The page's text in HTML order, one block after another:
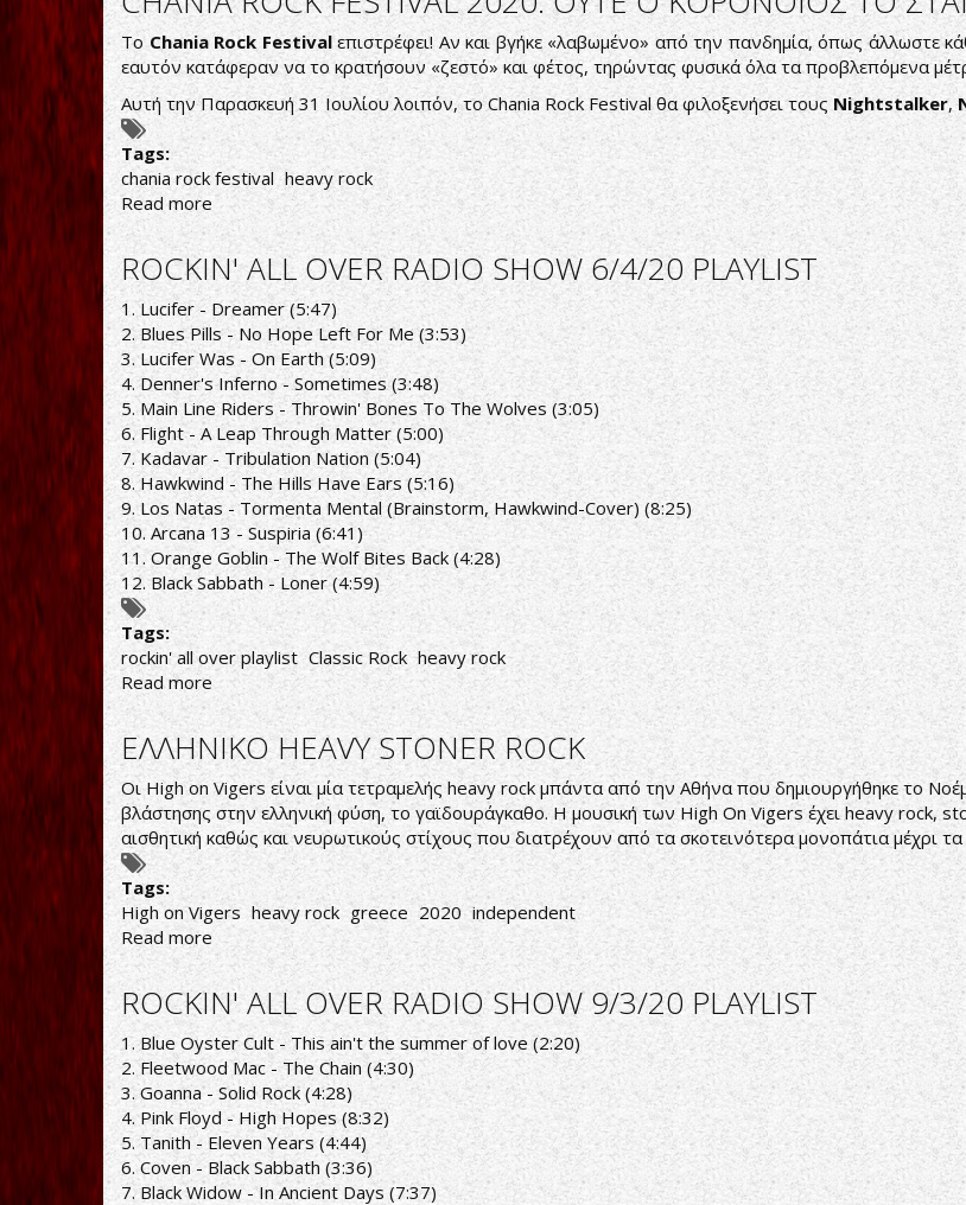
OVER
RADIO
SHOW
7/9/20
PLAYLIST
Το Chania Rock Festivalεπιστρέφει! Αν και βγήκε «λαβωμένο» από την πανδημία, όπως άλλωστε
εαυτόν κατάφεραν να το κρατήσουν «ζεστό» και φέτος, τηρώντας φυσικά όλα τα προβλεπόμενα
Αυτή την Παρασκευή 31 Ιουλίου λοιπόν, το Chania Rock Festival θα φιλοξενήσει τους Nightstalker,
Tags:
chania rock festival heavy rock
Read more about
CHANIA
ROCK
FESTIVAL
2020:
ΟΥΤΕ
Ο
ΚΟΡΟΝΟΪΟΣ
ΤΟ
ΣΤΑΜΑΤΑ
ROCKIN' ALL OVER RADIO SHOW 6/4/20 PLAYLIST
1. Lucifer - Dreamer (5:47)
2. Blues Pills - No Hope Left For Me (3:53)
3. Lucifer Was - On Earth (5:09)
4. Denner's Inferno - Sometimes (3:48)
5. Main Line Riders - Throwin' Bones To The Wolves (3:05)
6. Flight - A Leap Through Matter (5:00)
7. Kadavar - Tribulation Nation (5:04)
8. Hawkwind - The Hills Have Ears (5:16)
9. Los Natas - Tormenta Mental (Brainstorm, Hawkwind-Cover) (8:25)
10. Arcana 13 - Suspiria (6:41)
11. Orange Goblin - The Wolf Bites Back (4:28)
12. Black Sabbath - Loner (4:59)
Tags:
rockin' all over playlist Classic Rock heavy rock
Read more about
ROCKIN'
ALL
OVER
RADIO
SHOW
6/4/20
PLAYLIST
ΕΛΛΗΝΙΚΟ HEAVY STONER ROCK
Οι High on Vigers είναι μία τετραμελής heavy rock μπάντα από την Αθήνα που δημιουργήθηκε το
βλάστησης στην ελληνική φύση, το γαϊδουράγκαθο. Η μουσική των High On Vigers έχει heavy rock,
αισθητική καθώς και νευρωτικούς στίχους που διατρέχουν από τα σκοτεινότερα μονοπάτια μέχρι
Tags:
High on Vigers heavy rock greece 2020 independent
Read more about
ΕΛΛΗΝΙΚΟ
HEAVY
STONER
ROCK
ROCKIN' ALL OVER RADIO SHOW 9/3/20 PLAYLIST
1. Blue Oyster Cult - This ain't the summer of love (2:20)
2. Fleetwood Mac - The Chain (4:30)
3. Goanna - Solid Rock (4:28)
4. Pink Floyd - High Hopes (8:32)
5. Tanith - Eleven Years (4:44)
6. Coven - Black Sabbath (3:36)
7. Black Widow - In Ancient Days (7:37)